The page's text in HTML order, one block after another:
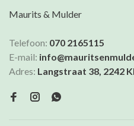
Maurits & Mulder
Telefoon: 070 2165115
E-mail:
Adres: Langstraat 38, 2242